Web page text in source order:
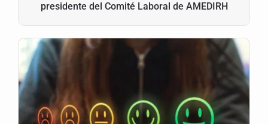
presidente del Comité Laboral de AMEDIRH